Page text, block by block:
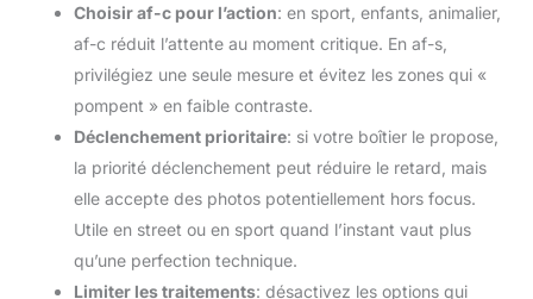
Choisir af-c pour l’action: en sport, enfants, animalier,
af-c réduit l’attente au moment critique. En af-s,
privilégiez une seule mesure et évitez les zones qui «
pompent » en faible contraste.
Déclenchement prioritaire: si votre boîtier le propose,
la priorité déclenchement peut réduire le retard, mais
elle accepte des photos potentiellement hors focus.
Utile en street ou en sport quand l’instant vaut plus
qu’une perfection technique.
Limiter les traitements: désactivez les options qui